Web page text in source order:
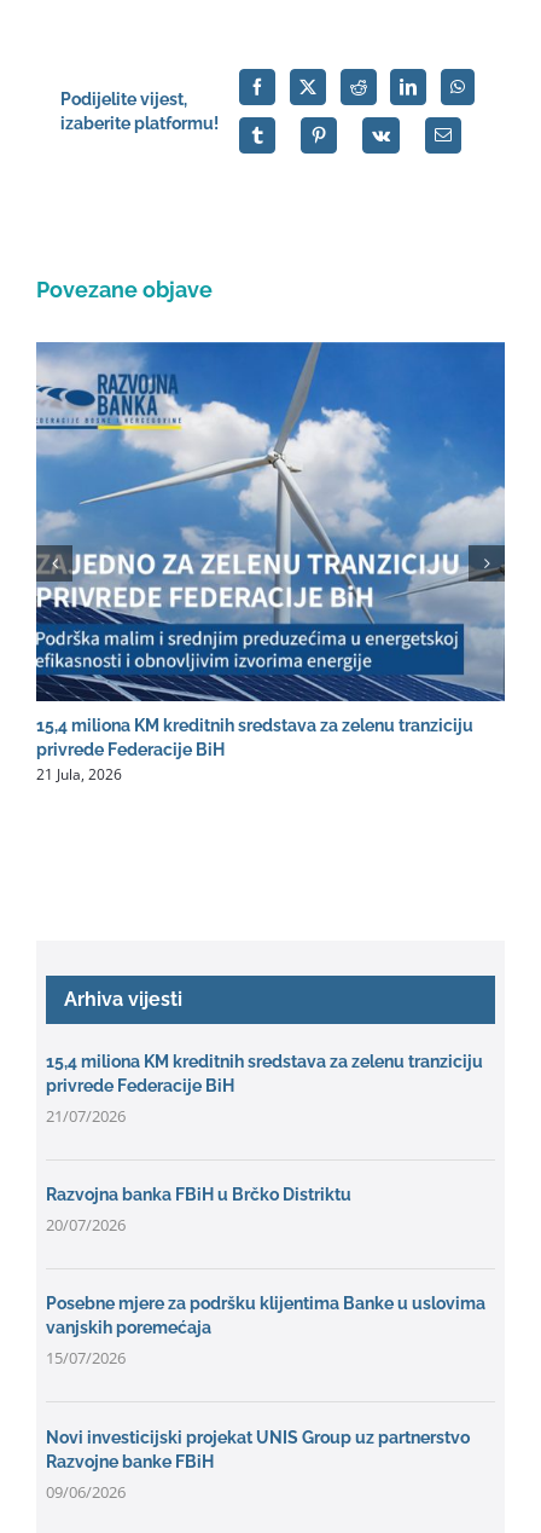
Podijelite vijest,
izaberite platformu!
Povezane objave
15,4 miliona KM kreditnih sredstava za zelenu tranziciju
privrede Federacije BiH
21 Jula, 2026
Arhiva vijesti
15,4 miliona KM kreditnih sredstava za zelenu tranziciju
privrede Federacije BiH
21/07/2026
Razvojna banka FBiH u Brčko Distriktu
20/07/2026
Posebne mjere za podršku klijentima Banke u uslovima
vanjskih poremećaja
15/07/2026
Novi investicijski projekat UNIS Group uz partnerstvo
Razvojne banke FBiH
09/06/2026